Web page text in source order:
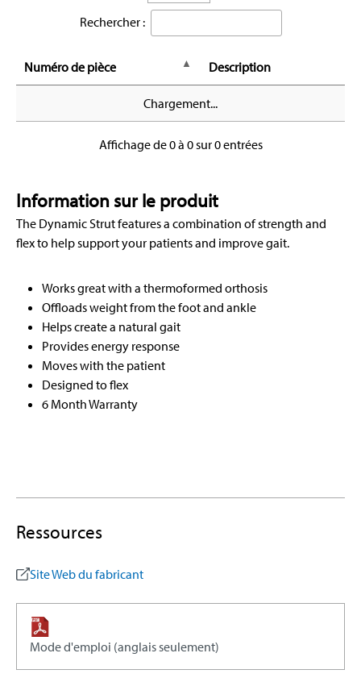
Rechercher :
Numéro de pièce Description
Chargement...
Affichage de 0 à 0 sur 0 entrées
Information sur le produit
The Dynamic Strut features a combination of strength and
flex to help support your patients and improve gait.
Works great with a thermoformed orthosis
Offloads weight from the foot and ankle
Helps create a natural gait
Provides energy response
Moves with the patient
Designed to flex
6 Month Warranty
Ressources
Site Web du fabricant
Mode d'emploi (anglais seulement)